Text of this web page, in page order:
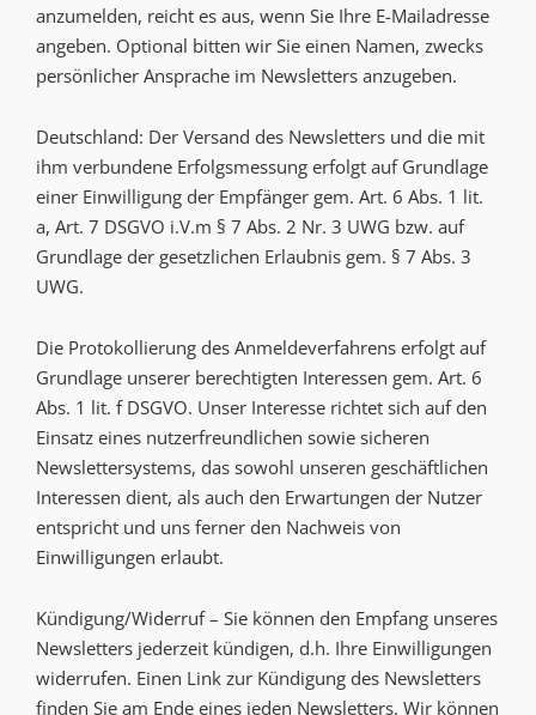
anzumelden, reicht es aus, wenn Sie Ihre E-Mailadresse
angeben. Optional bitten wir Sie einen Namen, zwecks
persönlicher Ansprache im Newsletters anzugeben.
Deutschland: Der Versand des Newsletters und die mit
ihm verbundene Erfolgsmessung erfolgt auf Grundlage
einer Einwilligung der Empfänger gem. Art. 6 Abs. 1 lit.
a, Art. 7 DSGVO i.V.m § 7 Abs. 2 Nr. 3 UWG bzw. auf
Grundlage der gesetzlichen Erlaubnis gem. § 7 Abs. 3
UWG.
Die Protokollierung des Anmeldeverfahrens erfolgt auf
Grundlage unserer berechtigten Interessen gem. Art. 6
Abs. 1 lit. f DSGVO. Unser Interesse richtet sich auf den
Einsatz eines nutzerfreundlichen sowie sicheren
Newslettersystems, das sowohl unseren geschäftlichen
Interessen dient, als auch den Erwartungen der Nutzer
entspricht und uns ferner den Nachweis von
Einwilligungen erlaubt.
Kündigung/Widerruf – Sie können den Empfang unseres
Newsletters jederzeit kündigen, d.h. Ihre Einwilligungen
widerrufen. Einen Link zur Kündigung des Newsletters
finden Sie am Ende eines jeden Newsletters. Wir können